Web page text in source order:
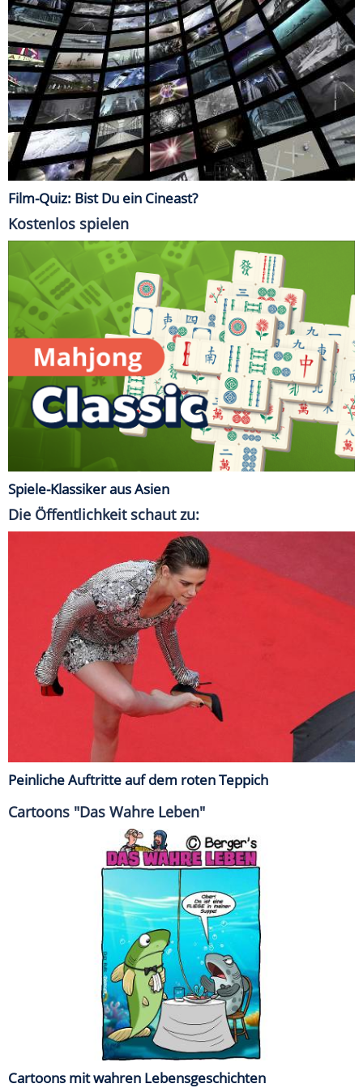
Film-Quiz: Bist Du ein Cineast?
Kostenlos spielen
Spiele-Klassiker aus Asien
Die Öffentlichkeit schaut zu:
Peinliche Auftritte auf dem roten Teppich
Cartoons "Das Wahre Leben"
Cartoons mit wahren Lebensgeschichten